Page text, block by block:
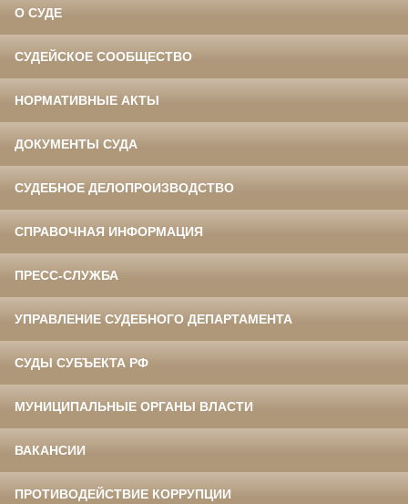
О СУДЕ
СУДЕЙСКОЕ СООБЩЕСТВО
НОРМАТИВНЫЕ АКТЫ
ДОКУМЕНТЫ СУДА
СУДЕБНОЕ ДЕЛОПРОИЗВОДСТВО
СПРАВОЧНАЯ ИНФОРМАЦИЯ
ПРЕСС-СЛУЖБА
УПРАВЛЕНИЕ СУДЕБНОГО ДЕПАРТАМЕНТА
СУДЫ СУБЪЕКТА РФ
МУНИЦИПАЛЬНЫЕ ОРГАНЫ ВЛАСТИ
ВАКАНСИИ
ПРОТИВОДЕЙСТВИЕ КОРРУПЦИИ